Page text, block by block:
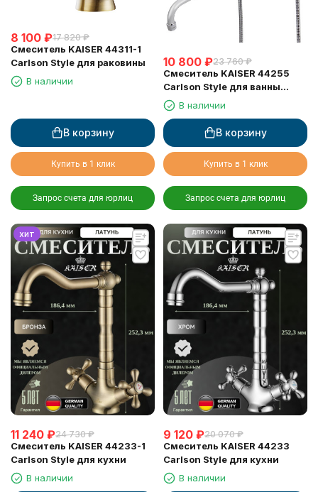
8 100 ₽17 820 ₽
Смеситель KAISER 44311-1
Carlson Style для раковины
В наличии
В корзину
Купить в 1 клик
Запрос счета для юрлиц
10 800 ₽23 760 ₽
Смеситель KAISER 44255
Carlson Style для ванны
(излив 7242)
В наличии
В корзину
Купить в 1 клик
Запрос счета для юрлиц
хит
11 240 ₽24 730 ₽
Смеситель KAISER 44233-1
Carlson Style для кухни
В наличии
9 120 ₽20 070 ₽
Смеситель KAISER 44233
Carlson Style для кухни
В наличии